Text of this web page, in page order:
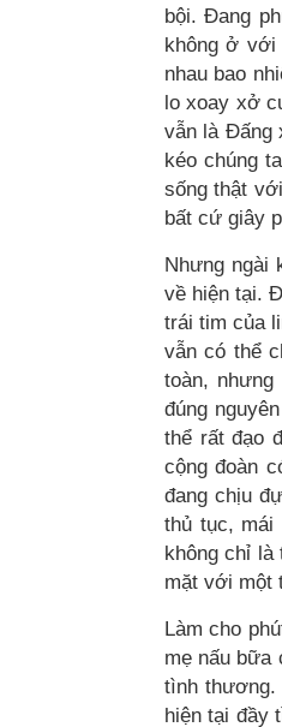
bội. Đang
không ở với
nhau bao
lo xoay xở
vẫn là Đấng
kéo chúng
sống thật
bất cứ giây
Nhưng ngài
về hiện tại.
trái tim của
vẫn có thể
toàn,
đúng
thể rất đạo
cộng đoàn
đang chịu
thủ tục, mái
không chỉ
mặt với một
Làm cho
mẹ nấu bữa
tình thương.
hiện tại đầy